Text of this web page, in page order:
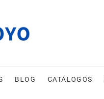
BLOG CATÁLOGOS